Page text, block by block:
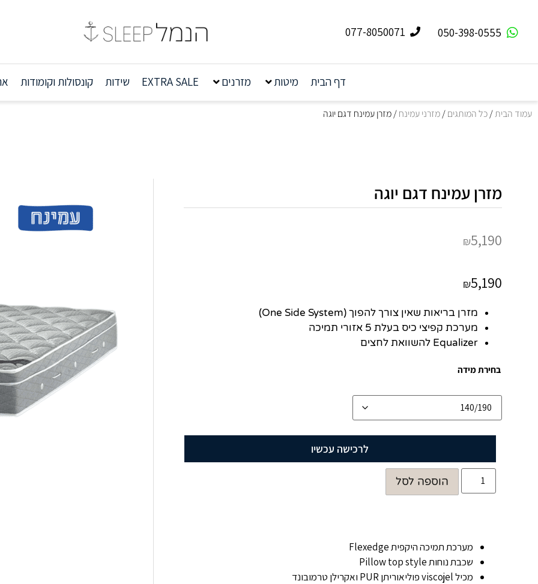
050-398-0555
077-8050071
דף הבית מיטות מזרנים EXTRA SALE שידות קונסולות וקומודות
עמוד הבית/כל המותגים/מזרני עמינח/ מזרן עמינח דגם יוגה
מזרן עמינח דגם יוגה
₪5,190
₪5,190
מזרן בריאות שאין צורך להפוך (One Side System)
מערכת קפיצי כיס בעלת 5 אזורי תמיכה
Equalizer להשוואת לחצים
בחירת מידה
לרכישה עכשיו
הוספה לסל
מערכת תמיכה היקפית Flexedge
שכבת נוחות Pillow top style
מכיל viscojel פוליאוריתן PUR ואקרילן טרמובונד